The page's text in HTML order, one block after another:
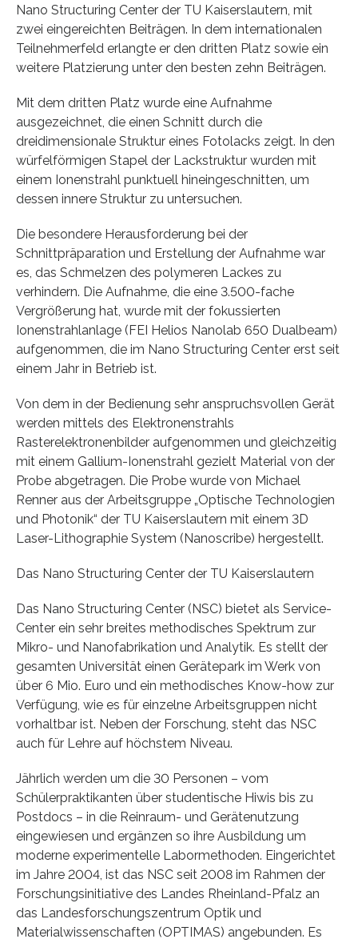
Nano Structuring Center der TU Kaiserslautern, mit
zwei eingereichten Beiträgen. In dem internationalen
Teilnehmerfeld erlangte er den dritten Platz sowie ein
weitere Platzierung unter den besten zehn Beiträgen.
Mit dem dritten Platz wurde eine Aufnahme
ausgezeichnet, die einen Schnitt durch die
dreidimensionale Struktur eines Fotolacks zeigt. In den
würfelförmigen Stapel der Lackstruktur wurden mit
einem Ionenstrahl punktuell hineingeschnitten, um
dessen innere Struktur zu untersuchen.
Die besondere Herausforderung bei der
Schnittpräparation und Erstellung der Aufnahme war
es, das Schmelzen des polymeren Lackes zu
verhindern. Die Aufnahme, die eine 3.500-fache
Vergrößerung hat, wurde mit der fokussierten
Ionenstrahlanlage (FEI Helios Nanolab 650 Dualbeam)
aufgenommen, die im Nano Structuring Center erst seit
einem Jahr in Betrieb ist.
Von dem in der Bedienung sehr anspruchsvollen Gerät
werden mittels des Elektronenstrahls
Rasterelektronenbilder aufgenommen und gleichzeitig
mit einem Gallium-Ionenstrahl gezielt Material von der
Probe abgetragen. Die Probe wurde von Michael
Renner aus der Arbeitsgruppe „Optische Technologien
und Photonik“ der TU Kaiserslautern mit einem 3D
Laser-Lithographie System (Nanoscribe) hergestellt.
Das Nano Structuring Center der TU Kaiserslautern
Das Nano Structuring Center (NSC) bietet als Service-
Center ein sehr breites methodisches Spektrum zur
Mikro- und Nanofabrikation und Analytik. Es stellt der
gesamten Universität einen Gerätepark im Werk von
über 6 Mio. Euro und ein methodisches Know-how zur
Verfügung, wie es für einzelne Arbeitsgruppen nicht
vorhaltbar ist. Neben der Forschung, steht das NSC
auch für Lehre auf höchstem Niveau.
Jährlich werden um die 30 Personen – vom
Schülerpraktikanten über studentische Hiwis bis zu
Postdocs – in die Reinraum- und Gerätenutzung
eingewiesen und ergänzen so ihre Ausbildung um
moderne experimentelle Labormethoden. Eingerichtet
im Jahre 2004, ist das NSC seit 2008 im Rahmen der
Forschungsinitiative des Landes Rheinland-Pfalz an
das Landesforschungszentrum Optik und
Materialwissenschaften (OPTIMAS) angebunden. Es